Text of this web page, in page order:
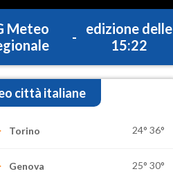
Meteo
-
edizione delle
15:22
città italiane
Torino 24° 36°
Genova 25° 30°